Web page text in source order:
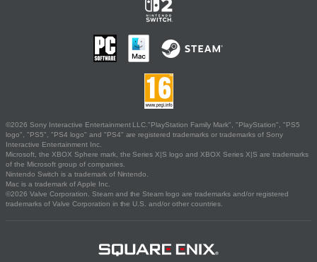
©2026 Sony Interactive Entertainment LLC."PlayStation Family Mark", "PlayStation", "PS5
logo", "PS5", "PS4 logo" and "PS4" are registered trademarks or trademarks of Sony
Interactive Entertainment Inc.
Microsoft, the XBOX Sphere mark, the Series X|S logo and XBOX Series X|S are trademarks
of the Microsoft group of companies.
Nintendo Switch is a trademark of Nintendo.
Mac is a trademark of Apple Inc.
©2026 Valve Corporation. Steam and the Steam logo are trademarks and/or registered
trademarks of Valve Corporation in the U.S. and/or other countries.